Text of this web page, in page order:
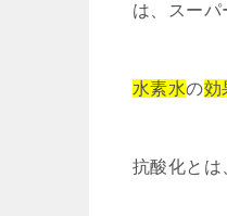
は、スーパ
水素水の効
抗酸化とは